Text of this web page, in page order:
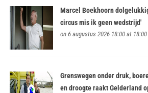
Marcel Boekhoorn
circus mis ik geen wedstrijd'
on 6 augustus 2026 18:00 at 18:00
Grenswegen onder druk,
en droogte raakt Gelderland